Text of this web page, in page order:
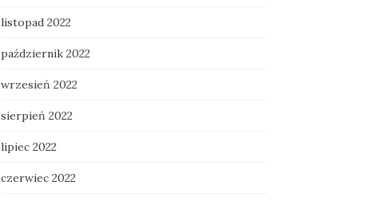
listopad 2022
październik 2022
wrzesień 2022
sierpień 2022
lipiec 2022
czerwiec 2022